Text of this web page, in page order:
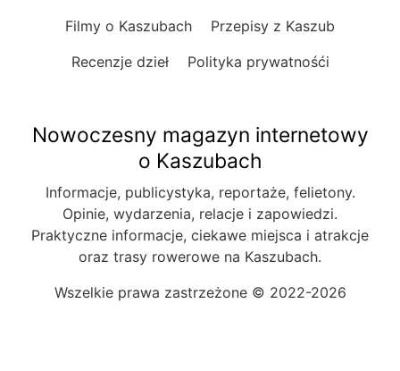
Filmy o Kaszubach
Przepisy z Kaszub
Recenzje dzieł
Polityka prywatnośći
Nowoczesny magazyn internetowy
o Kaszubach
Informacje, publicystyka, reportaże, felietony.
Opinie, wydarzenia, relacje i zapowiedzi.
Praktyczne informacje, ciekawe miejsca i atrakcje
oraz trasy rowerowe na Kaszubach.
Wszelkie prawa zastrzeżone © 2022-2026